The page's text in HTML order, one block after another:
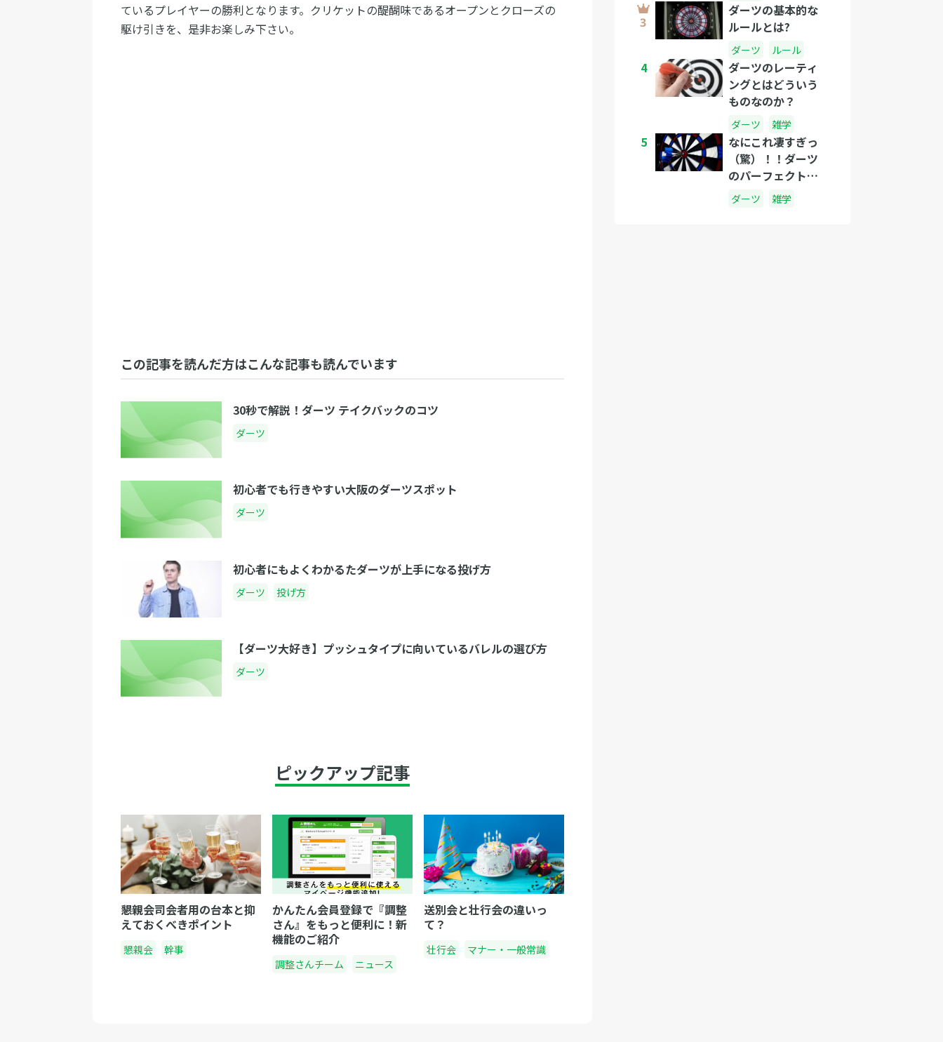
ているプレイヤーの勝利となります。クリケットの醍醐味であるオープンとクローズの
駆け引きを、是非お楽しみ下さい。
この記事を読んだ方はこんな記事も読んでいます
30秒で解説！ダーツ テイクバックのコツ
ダーツ
初心者でも行きやすい大阪のダーツスポット
ダーツ
初心者にもよくわかるたダーツが上手になる投げ方
ダーツ 投げ方
【ダーツ大好き】プッシュタイプに向いているバレルの選び方
ダーツ
ピックアップ記事
懇親会司会者用の台本と抑
えておくべきポイント
懇親会 幹事
かんたん会員登録で『調整
さん』をもっと便利に！新
機能のご紹介
調整さんチーム ニュース
送別会と壮行会の違いっ
て？
壮行会 マナー・一般常識
ダーツの基本的な
ルールとは?
ダーツ ルール
4
ダーツのレーティ
ングとはどういう
ものなのか？
ダーツ 雑学
5
なにこれ凄すぎっ
（驚）！！ダーツ
のパーフェクト・
ゲームに釘づけ！
ダーツ 雑学